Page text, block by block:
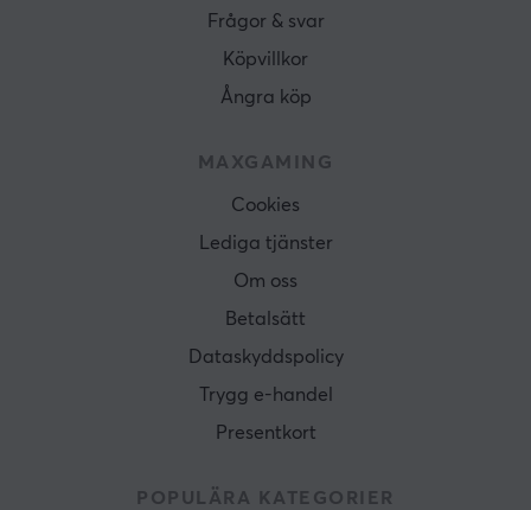
Frågor & svar
Köpvillkor
Ångra köp
MAXGAMING
Cookies
Lediga tjänster
Om oss
Betalsätt
Dataskyddspolicy
Trygg e-handel
Presentkort
POPULÄRA KATEGORIER